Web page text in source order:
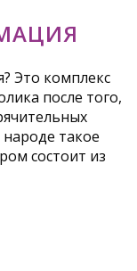
Это комплекс
после того,
такое
состоит из